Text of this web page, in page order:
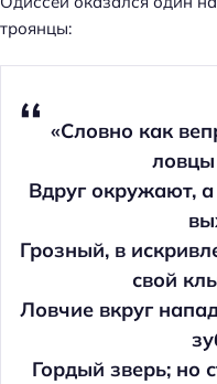
троянцы:
«Словно как
Вдруг окружают,
Грозный, в
свой
Ловчие вкруг
Гордый зверь; но